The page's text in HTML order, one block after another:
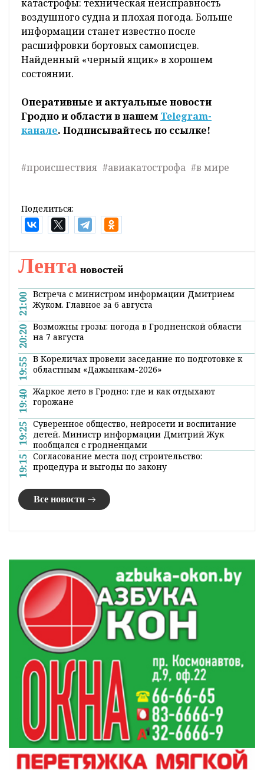
катастрофы: техническая неисправность
воздушного судна и плохая погода. Больше
информации станет известно после
расшифровки бортовых самописцев.
Найденный «черный ящик» в хорошем
состоянии.
Оперативные и актуальные новости
Гродно и области в нашем Telegram-
канале. Подписывайтесь по ссылке!
#происшествия #авиакатострофа #в мире
Поделиться:
Лента новостей
21:00 Встреча с министром информации Дмитрием
Жуком. Главное за 6 августа
20:20 Возможны грозы: погода в Гродненской области
на 7 августа
19:55 В Кореличах провели заседание по подготовке к
областным «Дажынкам-2026»
19:40 Жаркое лето в Гродно: где и как отдыхают
горожане
19:25 Суверенное общество, нейросети и воспитание
детей. Министр информации Дмитрий Жук
пообщался с гродненцами
19:15 Согласование места под строительство:
процедура и выгоды по закону
Все новости